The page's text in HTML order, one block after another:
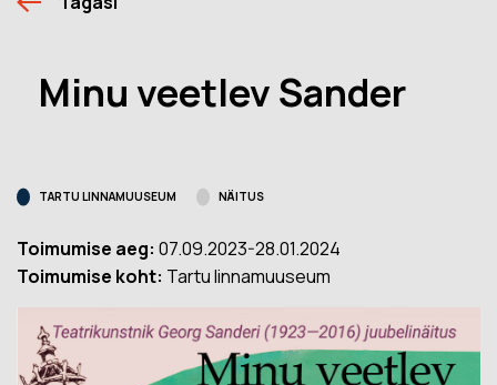
Minu veetlev Sander
TARTU LINNAMUUSEUM NÄITUS
Toimumise aeg: 07.09.2023-28.01.2024
Toimumise koht: Tartu linnamuuseum